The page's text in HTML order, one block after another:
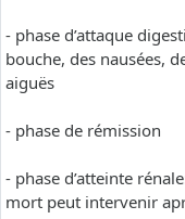
- phase d’attaque
bouche, des nausées,
aiguës
- phase de rémission
- phase d’atteinte
mort peut intervenir